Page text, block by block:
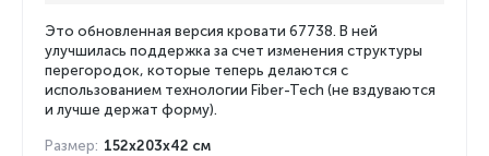
Это обновленная версия кровати 67738. В ней
улучшилась поддержка за счет изменения структуры
перегородок, которые теперь делаются с
использованием технологии Fiber-Tech (не вздуваются
и лучше держат форму).
Размер: 152х203х42 см